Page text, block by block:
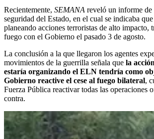
Recientemente, SEMANA reveló un informe de
seguridad del Estado, en el cual se indicaba
planeando acciones terroristas de alto impacto,
fuego con el Gobierno el pasado 3 de agosto.
La conclusión a la que llegaron los agentes
movimientos de la guerrilla señala que la
estaría organizando el ELN tendría como
Gobierno reactive el cese al fuego bilateral,
Fuerza Pública reactivar todas las operaciones
contra.